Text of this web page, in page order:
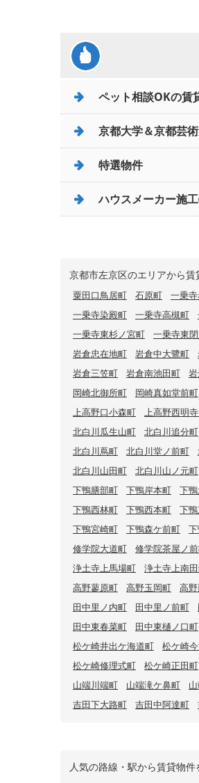
ペット相談OKの賃
京都大学＆京都芸
特選物件
ハウスメーカー施工
京都市左京区のエリアから賃
粟田口鳥居町 石原町 一乗
一乗寺染殿町
一乗寺高槻町
一乗寺東杉ノ宮町
一乗寺東
岩倉忠在地町
岩倉中大鷺町
岩倉三笠町
岩倉南池田町
岡崎北御所町
岡崎真如堂前町
上高野口小森町
上高野西明
北白川瓜生山町
北白川追分町
北白川蔦町
北白川堂ノ前町
北白川山田町
北白川山ノ元町
下鴨膳部町
下鴨岸本町 下
下鴨西林町
下鴨西本町 下
下鴨宮崎町
下鴨森ケ前町
修学院大道町
修学院茶屋ノ
浄土寺上馬場町
浄土寺上南
高野蓼原町
高野玉岡町 高
田中里ノ内町
田中里ノ前町
田中東春菜町
田中東樋ノ口町
松ケ崎井出ケ海道町
松ケ崎
松ケ崎修理式町
松ケ崎正田町
山端川端町
山端滝ケ鼻町
吉田下大路町
吉田中阿達町
人気の路線・駅から賃貸物件